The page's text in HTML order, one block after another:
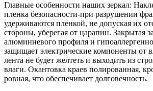
К
в
белой
раме
с
фацетом
Главные особенности наших зеркал:
пленка безопасности-при разрушении
удерживаются пленкой, не допуская их
стороны, уберегая от царапин. Закрытая
алюминиевого профиля и
защищает электрические компоненты от
лента не будет желтеть и выходить из
влаги. Окантовка краев полированная,
ровная, что обеспечивает долговечность.